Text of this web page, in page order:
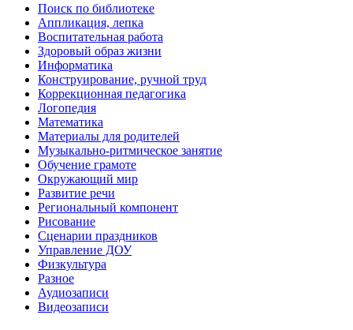
Поиск по библиотеке
Аппликация, лепка
Воспитательная работа
Здоровый образ жизни
Информатика
Конструирование, ручной труд
Коррекционная педагогика
Логопедия
Математика
Материалы для родителей
Музыкально-ритмическое занятие
Обучение грамоте
Окружающий мир
Развитие речи
Региональный компонент
Рисование
Сценарии праздников
Управление ДОУ
Физкультура
Разное
Аудиозаписи
Видеозаписи